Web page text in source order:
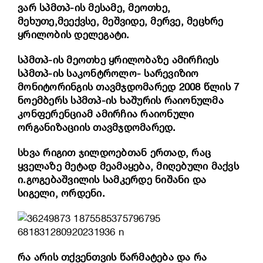
ვარ სპმთპ-ის მესამე, მეოთხე,
მეხუთე,მეექვსე, მეშვიდე, მერვე, მეცხრე
ყრილობის დელეგატი.
სპმთპ-ის მეოთხე ყრილობაზე ამირჩიეს
სპმთპ-ის საკონტროლო- სარევიზიო
მონიტორინგის თავმჯდომარედ 2008 წლის 7
ნოემბერს სპმთპ-ის ხაშურის რაიონულმა
კონფერენციამ ამირჩია რაიონული
ორგანიზაციის თავმჯდომარედ.
სხვა რიგით ჯილდოებთან ერთად, რაც
ყველაზე მეტად მეამაყება, მიღებული მაქვს
ი.გოგებაშვილის სამკერდე ნიშანი და
სიგელი, ორდენი.
რა არის თქვენთვის წარმატება და რა